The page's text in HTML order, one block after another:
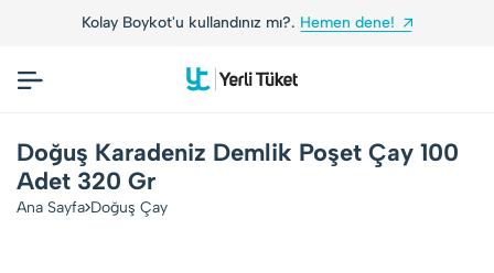
Kolay Boykot'u kullandınız mı?. Hemen dene!
Doğuş Karadeniz Demlik Poşet Çay 100
Adet 320 Gr
Ana Sayfa Doğuş Çay